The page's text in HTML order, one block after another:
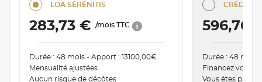
LOA SÉRÉNITIS
283,73 €/mois TTC
Durée : 48 mois - Apport : 13100,00€
Mensualité ajustées
Aucun risque de décôtes
CRÉDIT
596,76
Durée : 48 mois
Financez votre
Vous êtes